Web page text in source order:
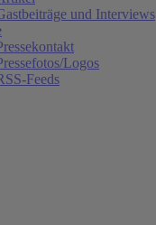
und Interviews
Logos
Feeds